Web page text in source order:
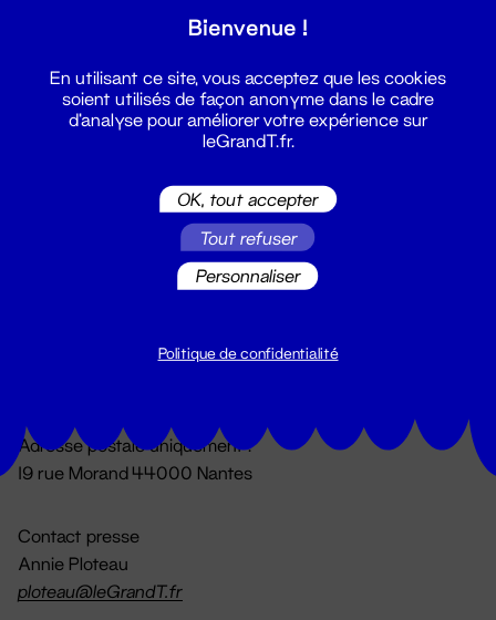
Du lundi au vendredi 14h → 18h
Adresse postale uniquement :
19 rue Morand 44000 Nantes
Contact presse
Annie Ploteau
ploteau@leGrandT.fr
Bienvenue !
En utilisant ce site, vous acceptez que les cookies
soient utilisés de façon anonyme dans le cadre
d'analyse pour améliorer votre expérience sur
leGrandT.fr.
OK, tout accepter
Tout refuser
Personnaliser
Politique de confidentialité